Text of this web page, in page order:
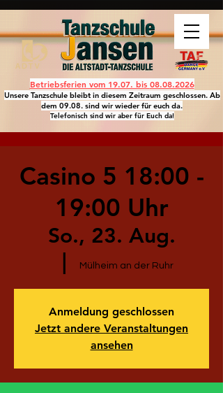
Betriebsferien vom 19.07. bis 08.08.2026
Unsere Tanzschule bleibt in diesem Zeitraum geschlossen. Ab
dem 09.08. sind wir wieder für euch da.
Telefonisch sind wir aber für Euch da!
Casino 5 18:00 -
19:00 Uhr
So., 23. Aug.
Mülheim an der Ruhr
Anmeldung geschlossen
Jetzt andere Veranstaltungen
ansehen